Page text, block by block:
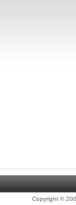
Copyright ©